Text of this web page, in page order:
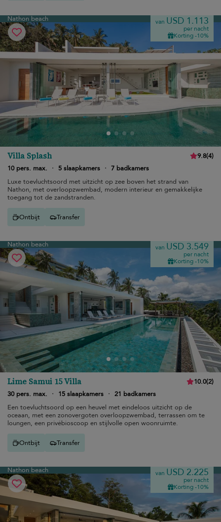
Nathon beach van USD 1.113
per nacht
Korting -10%
Villa Splash 9.8(4)
10 pers. max.
· 5 slaapkamers · 7 badkamers
Luxe toevluchtsoord met uitzicht op zee boven het strand van
Nathon, met overloopzwembad, modern interieur en gemakkelijke
toegang tot de zandstranden.
Ontbijt Transfer
Nathon beach van USD 3.549
per nacht
Korting -10%
Lime Samui 15 Villa 10.0(2)
30 pers. max.
· 15 slaapkamers · 21 badkamers
Een toevluchtsoord op een heuvel met eindeloos uitzicht op de
oceaan, met een zonovergoten overloopzwembad, terrassen om te
loungen, een privébioscoop en stijlvolle open woonruimte.
Ontbijt Transfer
Nathon beach van USD 2.225
per nacht
Korting -10%